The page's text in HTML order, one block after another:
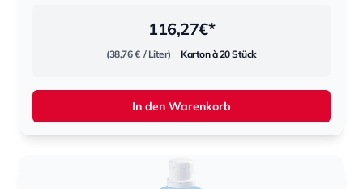
116,27€*
(38,76 € / Liter) Karton à 20 Stück
In den Warenkorb